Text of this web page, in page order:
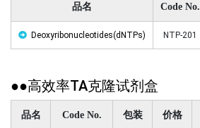
品名 Code No.
Deoxyribonucleotides(dNTPs) NTP-201
●●高效率TA克隆试剂盒
品名 Code No. 包装 价格